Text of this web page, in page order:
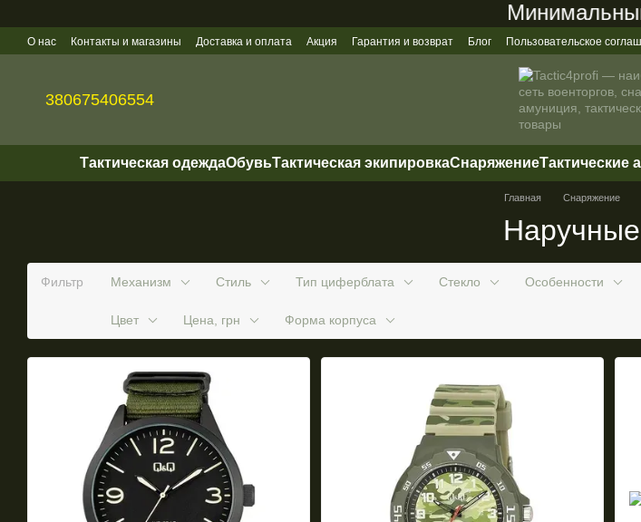
Минимальный
О нас Контакты и магазины Доставка и оплата Акция Гарантия и возврат Блог Пользовательское
380675406554
Тактическая одеждаОбувьТактическая экипировкаСнаряжениеТактические
Главная Снаряжение
Фильтр Механизм Стиль Тип циферблата Стекло Особенности
Цвет Цена, грн Форма корпуса